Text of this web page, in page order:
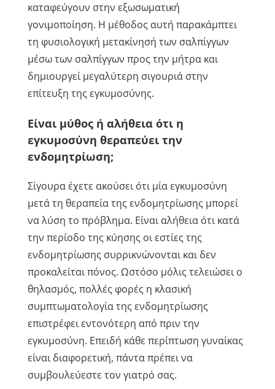
καταφεύγουν στην εξωσωματική
γονιμοποίηση. Η μέθοδος αυτή παρακάμπτει
τη φυσιολογική μετακίνησή των σαλπίγγων
μέσω των σαλπίγγων προς την μήτρα και
δημιουργεί μεγαλύτερη σιγουριά στην
επίτευξη της εγκυμοσύνης.
Είναι μύθος ή αλήθεια ότι η
εγκυμοσύνη θεραπεύει την
ενδομητρίωση;
Σίγουρα έχετε ακούσει ότι μία εγκυμοσύνη
μετά τη θεραπεία της ενδομητρίωσης μπορεί
να λύση το πρόβλημα. Είναι αλήθεια ότι κατά
την περίοδο της κύησης οι εστίες της
ενδομητρίωσης συρρικνώνονται και δεν
προκαλείται πόνος. Ωστόσο μόλις τελειώσει ο
θηλασμός, πολλές φορές η κλασική
συμπτωματολογία της ενδομητρίωσης
επιστρέφει εντονότερη από πριν την
εγκυμοσύνη. Επειδή κάθε περίπτωση γυναίκας
είναι διαφορετική, πάντα πρέπει να
συμβουλεύεστε τον γιατρό σας.